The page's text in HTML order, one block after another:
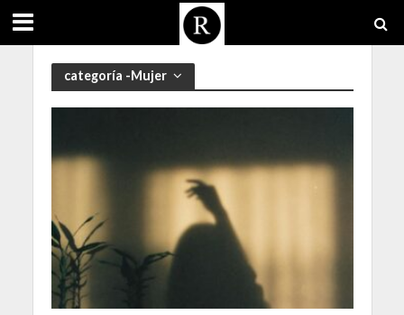
categoría -Mujer